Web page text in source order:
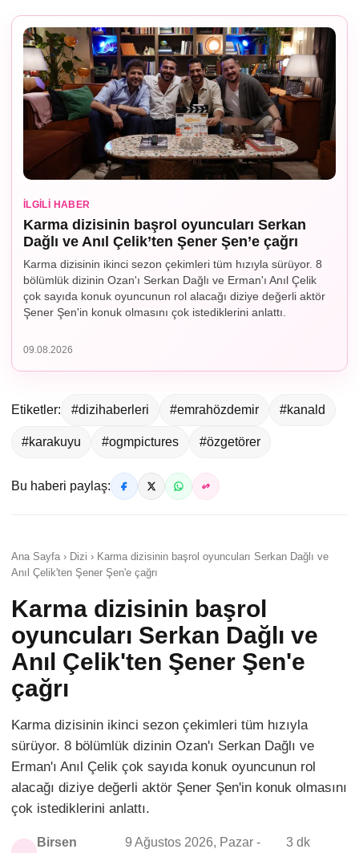
İLGILI HABER
Karma dizisinin başrol oyuncuları Serkan
Dağlı ve Anıl Çelik’ten Şener Şen’e çağrı
Karma dizisinin ikinci sezon çekimleri tüm hızıyla sürüyor. 8
bölümlük dizinin Ozan'ı Serkan Dağlı ve Erman'ı Anıl Çelik
çok sayıda konuk oyuncunun rol alacağı diziye değerli aktör
Şener Şen'in konuk olmasını çok istediklerini anlattı.
09.08.2026
Etiketler: #dizihaberleri #emrahözdemir #kanald
#karakuyu #ogmpictures #özgetörer
Bu haberi paylaş:
Ana Sayfa › Dizi › Karma dizisinin başrol oyuncuları Serkan Dağlı ve
Anıl Çelik'ten Şener Şen'e çağrı
Karma dizisinin başrol
oyuncuları Serkan Dağlı ve
Anıl Çelik'ten Şener Şen'e
çağrı
Karma dizisinin ikinci sezon çekimleri tüm hızıyla
sürüyor. 8 bölümlük dizinin Ozan'ı Serkan Dağlı ve
Erman'ı Anıl Çelik çok sayıda konuk oyuncunun rol
alacağı diziye değerli aktör Şener Şen'in konuk olmasını
çok istediklerini anlattı.
Birsen 9 Ağustos 2026, Pazar - 3 dk